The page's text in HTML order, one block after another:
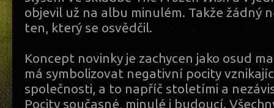
objevil už na albu minulém. Takže žádný
ten, který se osvědčil.
Koncept novinky je zachycen jako osud
má symbolizovat negativní pocity
společnosti, a to napříč stoletími a
Pocity současné, minulé i budoucí.